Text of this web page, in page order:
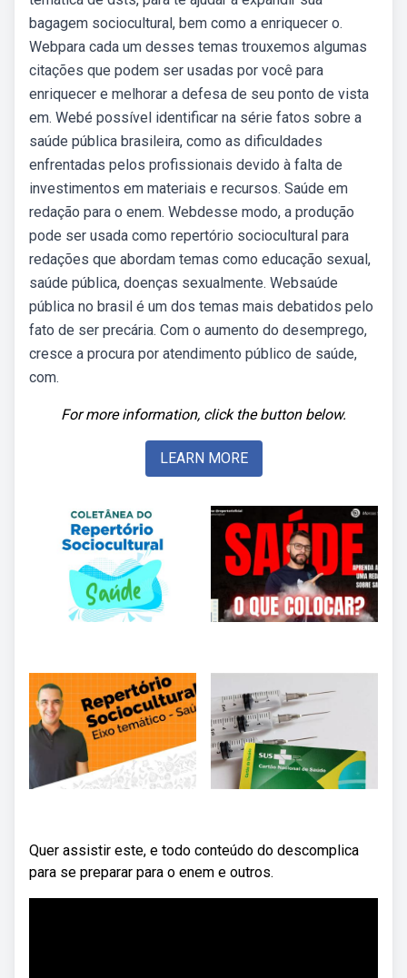
bagagem sociocultural, bem como a enriquecer o.
Webpara cada um desses temas trouxemos algumas
citações que podem ser usadas por você para
enriquecer e melhorar a defesa de seu ponto de vista
em. Webé possível identificar na série fatos sobre a
saúde pública brasileira, como as dificuldades
enfrentadas pelos profissionais devido à falta de
investimentos em materiais e recursos. Saúde em
redação para o enem. Webdesse modo, a produção
pode ser usada como repertório sociocultural para
redações que abordam temas como educação sexual,
saúde pública, doenças sexualmente. Websaúde
pública no brasil é um dos temas mais debatidos pelo
fato de ser precária. Com o aumento do desemprego,
cresce a procura por atendimento público de saúde,
com.
For more information, click the button below.
LEARN MORE
Quer assistir este, e todo conteúdo do descomplica
para se preparar para o enem e outros.